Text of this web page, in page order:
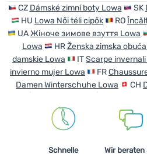
Anmelden /
Registrieren
CZ Dámské zimní boty Lowa SK
HU Lowa Női téli cipők RO
UAЖіноче зимове взуття Lowa
Lowa
HRŽenska zimska
damskie Lowa
ITScarpe
invierno mujer Lowa
FR
Damen Winterschuhe Lowa
CH
Schnelle
Wir beraten